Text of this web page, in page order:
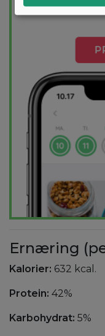
holder deg
Ernæring
Kalorier: 632 kcal.
Protein: 42%
Karbohydrat: 5%